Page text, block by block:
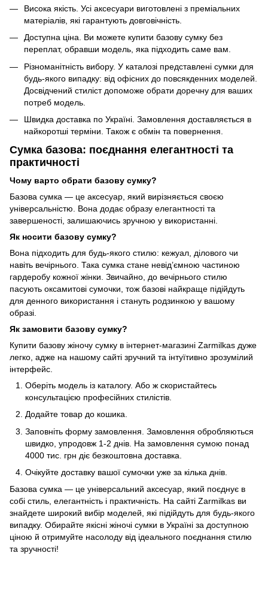
Висока якість. Усі аксесуари виготовлені з преміальних
матеріалів, які гарантують довговічність.
Доступна ціна. Ви можете купити базову сумку без
переплат, обравши модель, яка підходить саме вам.
Різноманітність вибору. У каталозі представлені сумки для
будь-якого випадку: від офісних до повсякденних моделей.
Досвідчений стиліст допоможе обрати доречну для ваших
потреб модель.
Швидка доставка по Україні. Замовлення доставляється в
найкоротші терміни. Також є обмін та повернення.
Сумка базова: поєднання елегантності та
практичності
Чому варто обрати базову сумку?
Базова сумка — це аксесуар, який вирізняється своєю
універсальністю. Вона додає образу елегантності та
завершеності, залишаючись зручною у використанні.
Як носити базову сумку?
Вона підходить для будь-якого стилю: кежуал, ділового чи
навіть вечірнього. Така сумка стане невід’ємною частиною
гардеробу кожної жінки. Звичайно, до вечірнього стилю
пасують оксамитові сумочки, тож базові найкраще підійдуть
для денного використання і стануть родзинкою у вашому
образі.
Як замовити базову сумку?
Купити базову жіночу сумку в інтернет-магазині Zarmilkas дуже
легко, адже на нашому сайті зручний та інтуїтивно зрозумілий
інтерфейс.
Оберіть модель із каталогу. Або ж скористайтесь
консультацією професійних стилістів.
Додайте товар до кошика.
Заповніть форму замовлення. Замовлення обробляються
швидко, упродовж 1-2 днів. На замовлення сумою понад
4000 тис. грн діє безкоштовна доставка.
Очікуйте доставку вашої сумочки уже за кілька днів.
Базова сумка — це універсальний аксесуар, який поєднує в
собі стиль, елегантність і практичність. На сайті Zarmilkas ви
знайдете широкий вибір моделей, які підійдуть для будь-якого
випадку. Обирайте якісні жіночі сумки в Україні за доступною
ціною й отримуйте насолоду від ідеального поєднання стилю
та зручності!